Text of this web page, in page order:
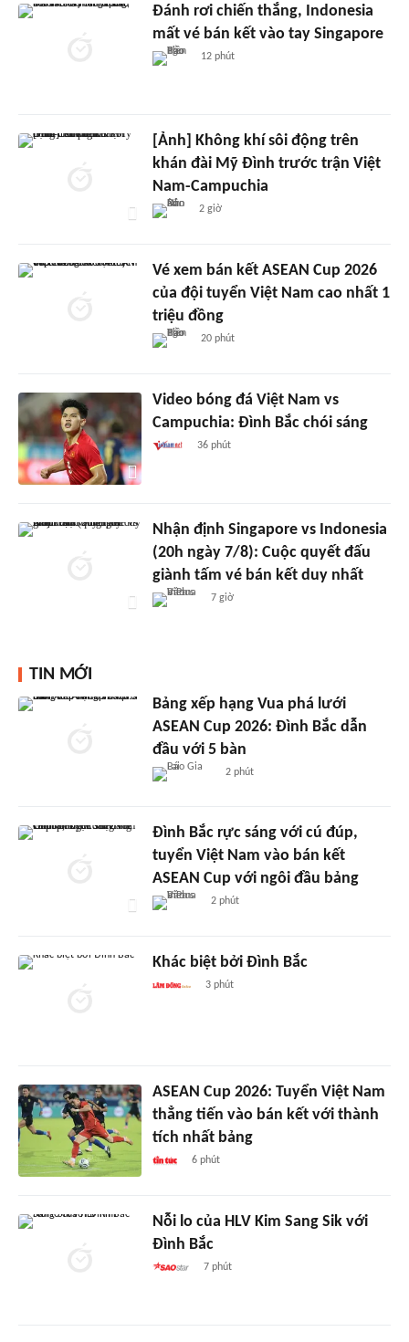
Đánh rơi chiến thắng, Indonesia
mất vé bán kết vào tay Singapore
12 phút
[Ảnh] Không khí sôi động trên
khán đài Mỹ Đình trước trận Việt
Nam-Campuchia
2 giờ
Vé xem bán kết ASEAN Cup 2026
của đội tuyển Việt Nam cao nhất 1
triệu đồng
20 phút
Video bóng đá Việt Nam vs
Campuchia: Đình Bắc chói sáng
36 phút
Nhận định Singapore vs Indonesia
(20h ngày 7/8): Cuộc quyết đấu
giành tấm vé bán kết duy nhất
7 giờ
TIN MỚI
Bảng xếp hạng Vua phá lưới
ASEAN Cup 2026: Đình Bắc dẫn
đầu với 5 bàn
2 phút
Đình Bắc rực sáng với cú đúp,
tuyển Việt Nam vào bán kết
ASEAN Cup với ngôi đầu bảng
2 phút
Khác biệt bởi Đình Bắc
3 phút
ASEAN Cup 2026: Tuyển Việt Nam
thẳng tiến vào bán kết với thành
tích nhất bảng
6 phút
Nỗi lo của HLV Kim Sang Sik với
Đình Bắc
7 phút